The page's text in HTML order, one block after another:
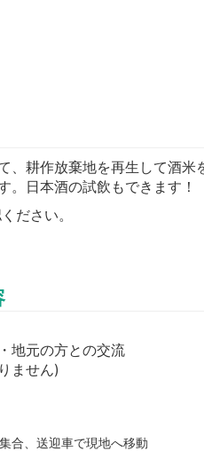
、耕作放棄地を再生して酒米
。日本酒の試飲もできます！
ださい。
地元の方との交流
ません)
、送迎車で現地へ移動